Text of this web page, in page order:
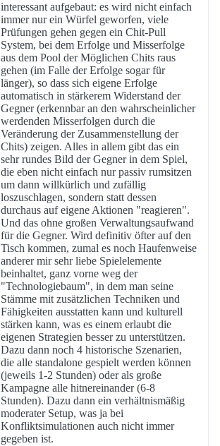
interessant aufgebaut: es wird nicht einfach
immer nur ein Würfel geworfen, viele
Prüfungen gehen gegen ein Chit-Pull
System, bei dem Erfolge und Misserfolge
aus dem Pool der Möglichen Chits raus
gehen (im Falle der Erfolge sogar für
länger), so dass sich eigene Erfolge
automatisch in stärkerem Widerstand der
Gegner (erkennbar an den wahrscheinlicher
werdenden Misserfolgen durch die
Veränderung der Zusammenstellung der
Chits) zeigen. Alles in allem gibt das ein
sehr rundes Bild der Gegner in dem Spiel,
die eben nicht einfach nur passiv rumsitzen
um dann willkürlich und zufällig
loszuschlagen, sondern statt dessen
durchaus auf eigene Aktionen "reagieren".
Und das ohne großen Verwaltungsaufwand
für die Gegner. Wird definitiv öfter auf den
Tisch kommen, zumal es noch Haufenweise
anderer mir sehr liebe Spielelemente
beinhaltet, ganz vorne weg der
"Technologiebaum", in dem man seine
Stämme mit zusätzlichen Techniken und
Fähigkeiten ausstatten kann und kulturell
stärken kann, was es einem erlaubt die
eigenen Strategien besser zu unterstützen.
Dazu dann noch 4 historische Szenarien,
die alle standalone gespielt werden können
(jeweils 1-2 Stunden) oder als große
Kampagne alle hitnereinander (6-8
Stunden). Dazu dann ein verhältnismäßig
moderater Setup, was ja bei
Konfliktsimulationen auch nicht immer
gegeben ist.